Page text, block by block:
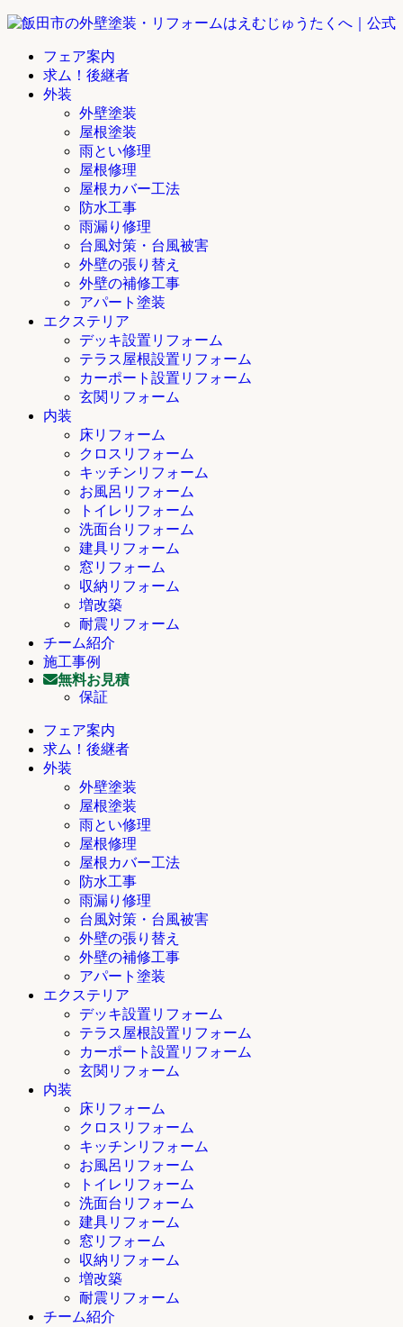
フェア案内
求ム！後継者
外装
外壁塗装
屋根塗装
雨とい修理
屋根修理
屋根カバー工法
防水工事
雨漏り修理
台風対策・台風被害
外壁の張り替え
外壁の補修工事
アパート塗装
エクステリア
デッキ設置リフォーム
テラス屋根設置リフォーム
カーポート設置リフォーム
玄関リフォーム
内装
床リフォーム
クロスリフォーム
キッチンリフォーム
お風呂リフォーム
トイレリフォーム
洗面台リフォーム
建具リフォーム
窓リフォーム
収納リフォーム
増改築
耐震リフォーム
チーム紹介
施工事例
無料お見積
保証
フェア案内
求ム！後継者
外装
外壁塗装
屋根塗装
雨とい修理
屋根修理
屋根カバー工法
防水工事
雨漏り修理
台風対策・台風被害
外壁の張り替え
外壁の補修工事
アパート塗装
エクステリア
デッキ設置リフォーム
テラス屋根設置リフォーム
カーポート設置リフォーム
玄関リフォーム
内装
床リフォーム
クロスリフォーム
キッチンリフォーム
お風呂リフォーム
トイレリフォーム
洗面台リフォーム
建具リフォーム
窓リフォーム
収納リフォーム
増改築
耐震リフォーム
チーム紹介